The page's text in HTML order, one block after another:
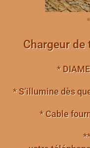
Chargeur
*
* S’illumine dès
* Cable